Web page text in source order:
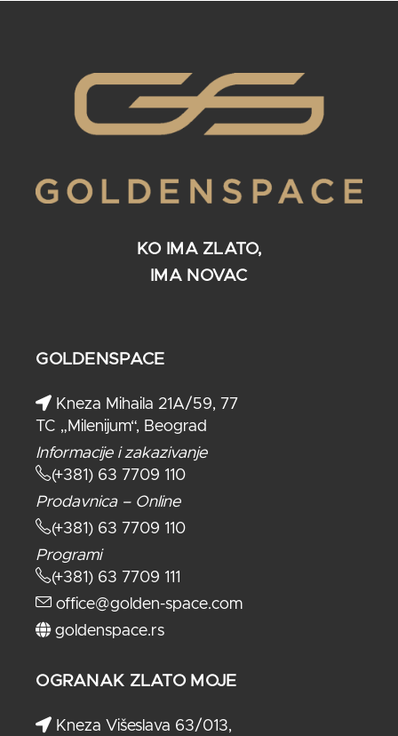
KO IMA ZLATO,
IMA NOVAC
GOLDENSPACE
Kneza Mihaila 21A/59, 77
TC „Milenijum“, Beograd
Informacije i zakazivanje
(+381) 63 7709 110
Prodavnica – Online
(+381) 63 7709 110
Programi
(+381) 63 7709 111
office@golden-space.com
goldenspace.rs
OGRANAK ZLATO MOJE
Kneza Višeslava 63/013,